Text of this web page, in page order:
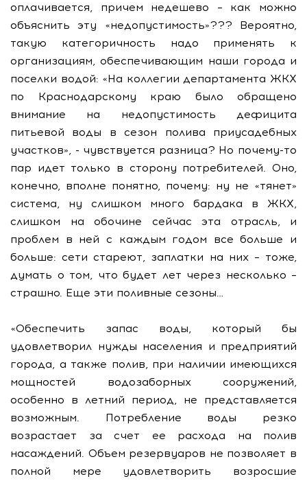
оплачивается, причем недешево – как можно
объяснить эту «недопустимость»??? Вероятно,
такую категоричность надо применять к
организациям, обеспечивающим наши города и
поселки водой: «На коллегии департамента ЖКХ
по Краснодарскому краю было обращено
внимание на недопустимость дефицита
питьевой воды в сезон полива приусадебных
участков», - чувствуется разница? Но почему-то
пар идет только в сторону потребителей. Оно,
конечно, вполне понятно, почему: ну не «тянет»
система, ну слишком много бардака в ЖКХ,
слишком на обочине сейчас эта отрасль, и
проблем в ней с каждым годом все больше и
больше: сети стареют, заплатки на них – тоже,
думать о том, что будет лет через несколько –
страшно. Еще эти поливные сезоны…
«Обеспечить запас воды, который бы
удовлетворил нужды населения и предприятий
города, а также полив, при наличии имеющихся
мощностей водозаборных сооружений,
особенно в летний период, не представляется
возможным. Потребление воды резко
возрастает за счет ее расхода на полив
насаждений. Объем резервуаров не позволяет в
полной мере удовлетворить возросшие